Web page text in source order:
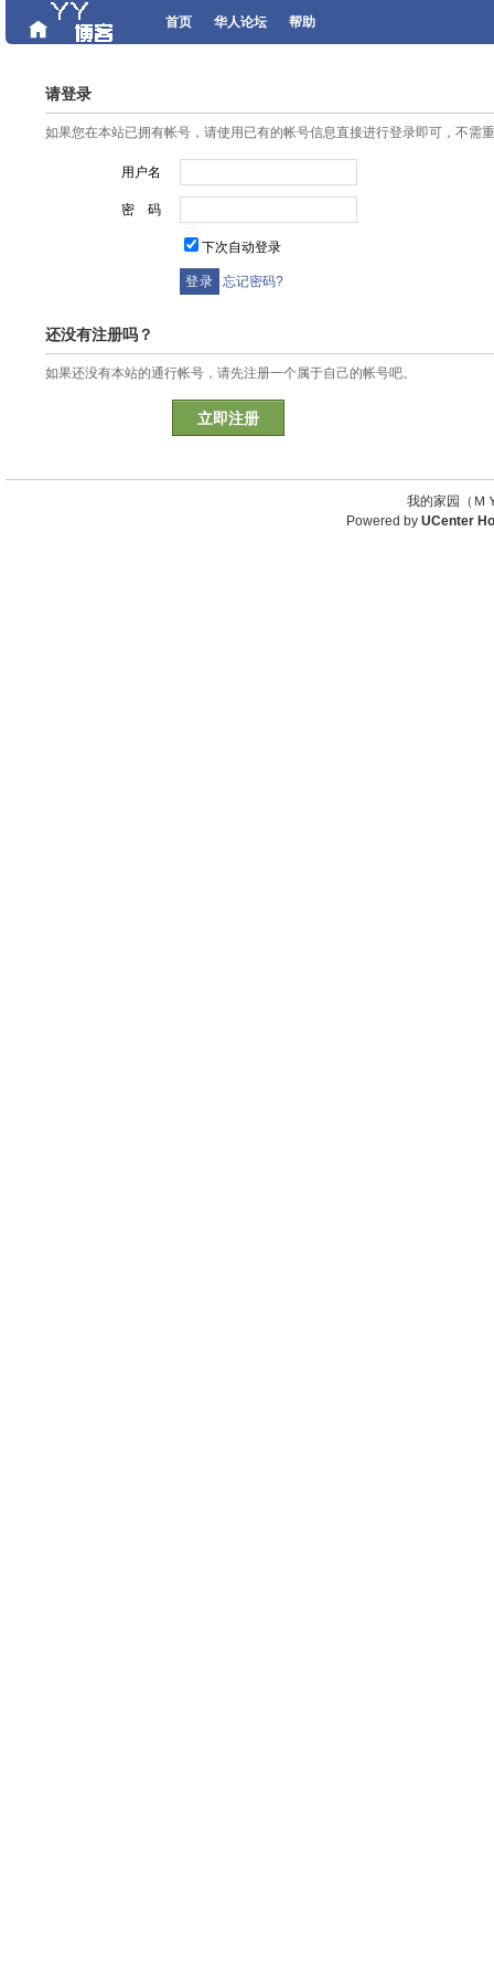
首页 华人论坛 帮助
请登录
如果您在本站已拥有帐号，请使用已有的帐号信息直接进行登录即可，不需
用户名
密 码
下次自动登录
忘记密码?
还没有注册吗？
如果还没有本站的通行帐号，请先注册一个属于自己的帐号吧。
立即注册
我的家园（
Powered by UCenter